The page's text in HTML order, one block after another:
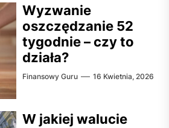
Wyzwanie
oszczędzanie 52
tygodnie – czy to
działa?
Finansowy Guru 16 Kwietnia, 2026
W jakiej walucie